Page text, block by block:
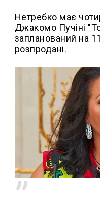
Нетребко має
Джакомо Пучіні
запланований на
розпродані.